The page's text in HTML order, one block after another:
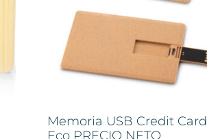
Memoria USB Credit Card
Eco PRECIO NETO